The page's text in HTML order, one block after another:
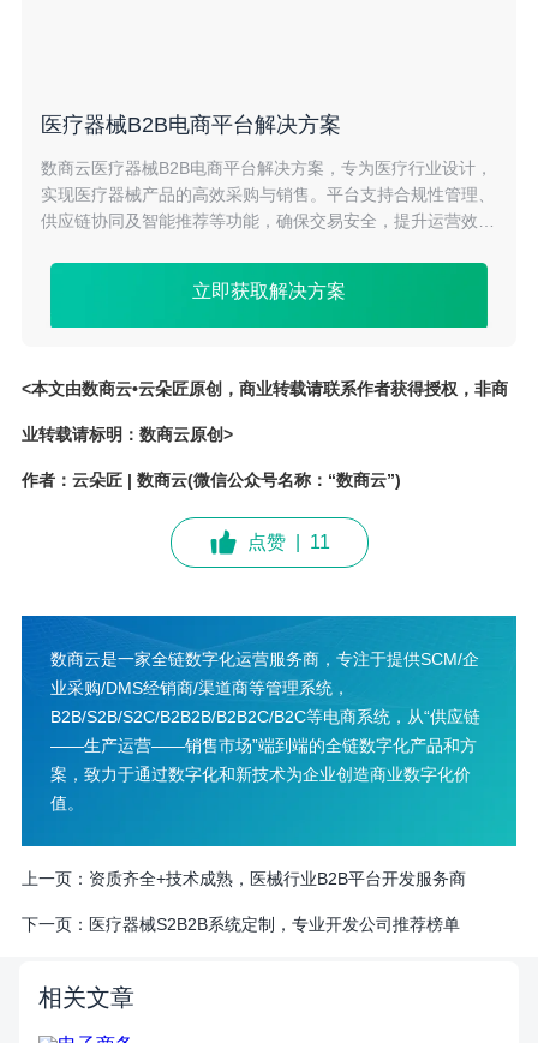
医疗器械B2B电商平台解决方案
数商云医疗器械B2B电商平台解决方案，专为医疗行业设计，
实现医疗器械产品的高效采购与销售。平台支持合规性管理、
供应链协同及智能推荐等功能，确保交易安全，提升运营效
增长，优化资源配置。
立即获取解决方案
<本文由数商云•云朵匠原创，商业转载请联系作者获得授权，非商
业转载请标明：数商云原创>
作者：云朵匠 | 数商云(微信公众号名称：“数商云”)
点赞 11
数商云是一家全链数字化运营服务商，专注于提供SCM/企
业采购/DMS经销商/渠道商等管理系统，
B2B/S2B/S2C/B2B2B/B2B2C/B2C等电商系统，从“供应链
——生产运营——销售市场”端到端的全链数字化产品和方
案，致力于通过数字化和新技术为企业创造商业数字化价
值。
上一页： 资质齐全+技术成熟，医械行业B2B平台开发服务商
下一页： 医疗器械S2B2B系统定制，专业开发公司推荐榜单
相关文章